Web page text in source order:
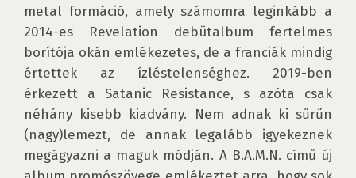
metal formáció, amely számomra leginkább a
2014-es Revelation debütalbum fertelmes
borítója okán emlékezetes, de a franciák mindig
értettek az ízléstelenséghez. 2019-ben
érkezett a Satanic Resistance, s azóta csak
néhány kisebb kiadvány. Nem adnak ki sűrűn
(nagy)lemezt, de annak legalább igyekeznek
megágyazni a maguk módján. A B.A.M.N. című új